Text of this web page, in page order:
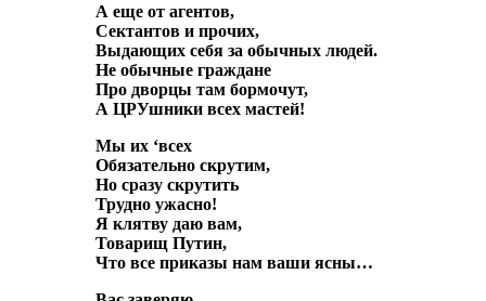
А еще от агентов,
Сектантов и прочих,
Выдающих себя за обычных людей.
Не обычные граждане
Про дворцы там бормочут,
А ЦРУшники всех мастей!
Мы их ‘всех
Обязательно скрутим,
Но сразу скрутить
Трудно ужасно!
Я клятву даю вам,
Товарищ Путин,
Что все приказы нам ваши ясны…